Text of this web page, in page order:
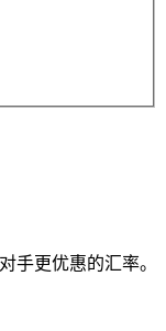
手更优惠的汇率。